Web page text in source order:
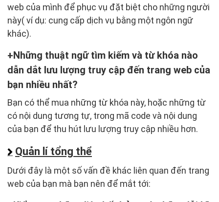
web của mình để phục vụ đặt biệt cho những người
này( ví dụ: cung cấp dịch vụ bằng một ngôn ngữ
khác).
Những thuật ngữ tìm kiếm và từ khóa nào
dẫn dắt lưu lượng truy cập đến trang web của
bạn nhiều nhất?
Bạn có thể mua những từ khóa này, hoặc những từ
có nội dung tương tự, trong mã code và nội dung
của bạn để thu hút lưu lượng truy cập nhiều hơn.
Quản lí tổng thể
Dưới đây là một số vấn đề khác liên quan đến trang
web của bạn mà bạn nên để mắt tới: